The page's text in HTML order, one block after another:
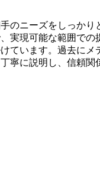
のニーズをしっかり
実現可能な範囲での
ています。過去にメ
寧に説明し、信頼関